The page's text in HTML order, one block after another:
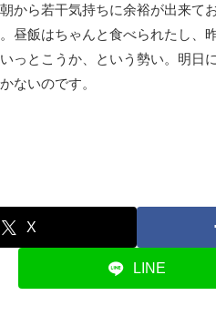
から若干気持ちに余裕が出来て
昼飯はちゃんと食べられたし、
っとこうか、という勢い。明日
ないのです。
X
LINE